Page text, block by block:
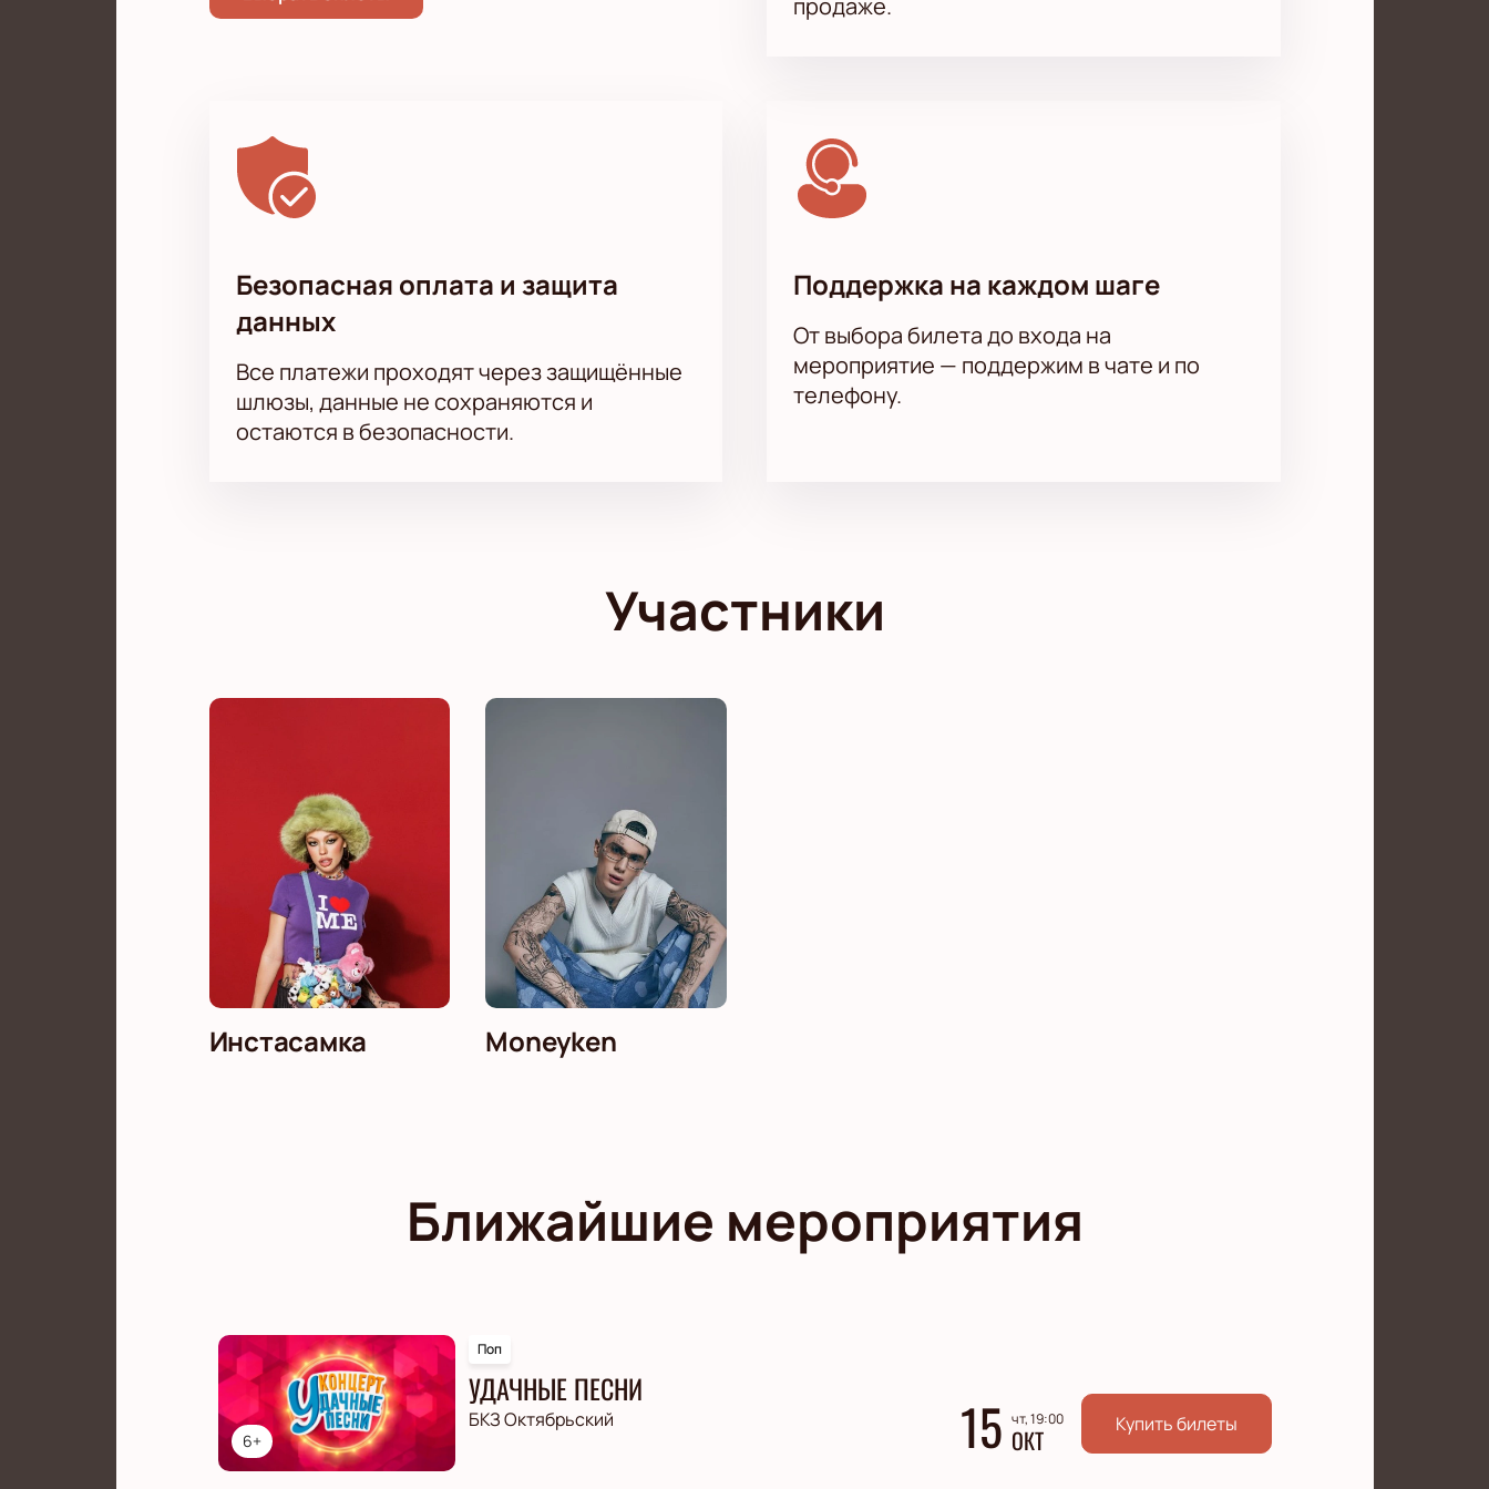
Безопасная оплата и защита
данных
Все платежи проходят через защищённые
шлюзы, данные не сохраняются и
остаются в безопасности.
Поддержка на каждом шаге
От выбора билета до входа на
мероприятие — поддержим в чате и по
телефону.
Участники
Инстасамка Moneyken
Ближайшие мероприятия
6+
Поп
УДАЧНЫЕ ПЕСНИ
БКЗ Октябрьский 15 чт, 19:00
ОКТ Купить билеты